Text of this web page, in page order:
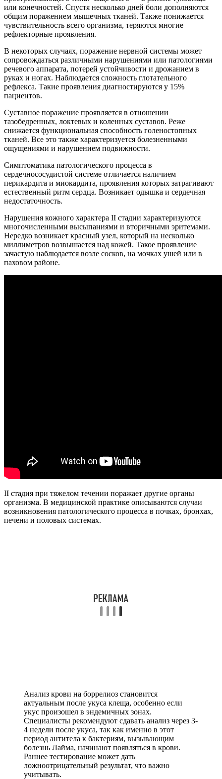
или конечностей. Спустя несколько дней боли дополняются
общим поражением мышечных тканей. Также понижается
чувствительность всего организма, теряются многие
рефлекторные проявления.
В некоторых случаях, поражение нервной системы может
сопровождаться различными нарушениями или патологиями
речевого аппарата, потерей устойчивости и дрожанием в
руках и ногах. Наблюдается сложность глотательного
рефлекса. Такие проявления диагностируются у 15%
пациентов.
Суставное поражение проявляется в отношении
тазобедренных, локтевых и коленных суставов. Реже
снижается функциональная способность голеностопных
тканей. Все это также характеризуется болезненными
ощущениями и нарушением подвижности.
Симптоматика патологического процесса в
сердечнососудистой системе отличается наличием
перикардита и миокардита, проявления которых затрагивают
естественный ритм сердца. Возникает одышка и сердечная
недостаточность.
Нарушения кожного характера II стадии характеризуются
многочисленными высыпаниями и вторичными эритемами.
Нередко возникает красный узел, который на несколько
миллиметров возвышается над кожей. Такое проявление
зачастую наблюдается возле сосков, на мочках ушей или в
паховом районе.
II стадия при тяжелом течении поражает другие органы
организма. В медицинской практике описываются случаи
возникновения патологического процесса в почках, бронхах,
печени и половых системах.
Анализ крови на боррелиоз становится
актуальным после укуса клеща, особенно если
укус произошел в эндемичных зонах.
Специалисты рекомендуют сдавать анализ через 3-
4 недели после укуса, так как именно в этот
период антитела к бактериям, вызывающим
болезнь Лайма, начинают появляться в крови.
Раннее тестирование может дать
ложноотрицательный результат, что важно
учитывать.